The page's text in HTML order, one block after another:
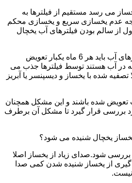
می رسد مستقیم از فیلترها به
عدم یخسازی سریع و یخسازی محکم
از سالم بودن فیلترهای آب یخچال
همانطور که می دانید فیلترهای آب باید هر 6 ماه یکبار تعویض
در آب هستند توسط فیلترها جذب می
شده با یخساز و دیسپنسر یا آبریز
تعویض شده باشند و این مشکل همچنان
بررسی قرار گیرد تا مشکل آن برطرف
یخساز یخچال شنیده می شود؟
بررسی شود.صدای زیاد از یخساز اصلا
از یخساز شنیده شدن کمی صدا